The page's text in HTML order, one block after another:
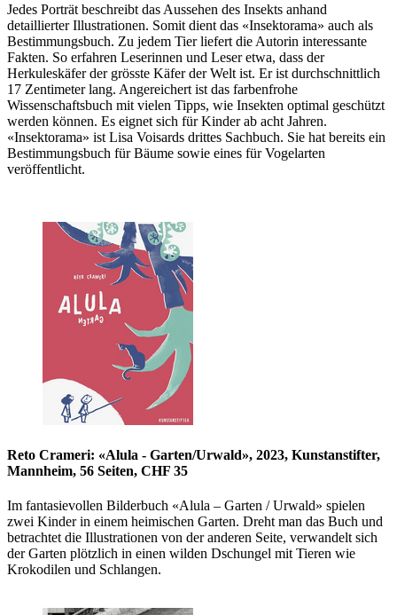
Jedes Porträt beschreibt das Aussehen des Insekts anhand
detaillierter Illustrationen. Somit dient das «Insektorama» auch als
Bestimmungsbuch. Zu jedem Tier liefert die Autorin interessante
Fakten. So erfahren Leserinnen und Leser etwa, dass der
Herkuleskäfer der grösste Käfer der Welt ist. Er ist durchschnittlich
17 Zentimeter lang. Angereichert ist das farbenfrohe
Wissenschaftsbuch mit vielen Tipps, wie Insekten optimal geschützt
werden können. Es eignet sich für Kinder ab acht Jahren.
«Insektorama» ist Lisa Voisards drittes Sachbuch. Sie hat bereits ein
Bestimmungsbuch für Bäume sowie eines für Vogelarten
veröffentlicht.
Reto Crameri: «Alula - Garten/Urwald», 2023, Kunstanstifter,
Mannheim, 56 Seiten, CHF 35
Im fantasievollen Bilderbuch «Alula – Garten / Urwald» spielen
zwei Kinder in einem heimischen Garten. Dreht man das Buch und
betrachtet die Illustrationen von der anderen Seite, verwandelt sich
der Garten plötzlich in einen wilden Dschungel mit Tieren wie
Krokodilen und Schlangen.